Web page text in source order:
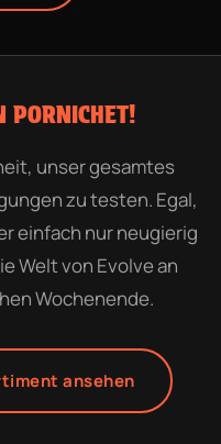
PORNICHET!
unser gesamtes
zu testen. Egal,
einfach nur neugierig
Welt von Evolve an
Wochenende.
ansehen